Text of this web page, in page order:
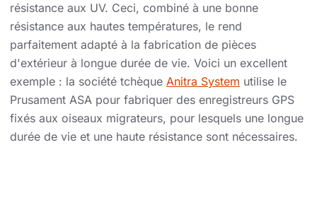
résistance aux UV. Ceci, combiné à une bonne
résistance aux hautes températures, le rend
parfaitement adapté à la fabrication de pièces
d'extérieur à longue durée de vie. Voici un excellent
exemple : la société tchèque Anitra System utilise le
Prusament ASA pour fabriquer des enregistreurs GPS
fixés aux oiseaux migrateurs, pour lesquels une longue
durée de vie et une haute résistance sont nécessaires.